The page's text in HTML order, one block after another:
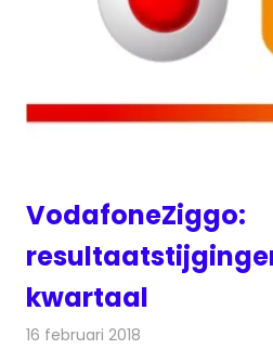
VodafoneZiggo:
kwartaal
16 februari 2018